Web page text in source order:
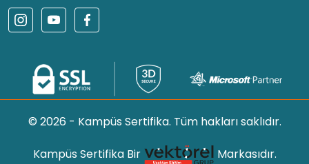
© 2026 - Kampüs Sertifika. Tüm hakları saklıdır.
Kampüs Sertifika Bir Markasıdır.